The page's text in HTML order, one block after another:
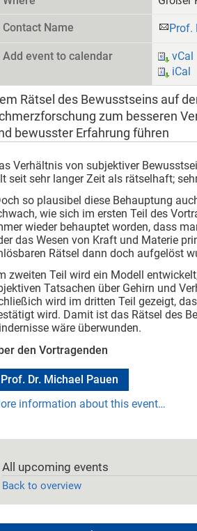
Contact Name Prof.
Add event to calendar
vCal
iCal
Rätsel des Bewusstseins auf
zum besseren
bewusster Erfahrung führen
Verhältnis von subjektiver
seit sehr langer Zeit als rätselhaft;
so plausibel diese Behauptung
wie sich im ersten Teil des
wieder behauptet worden, dass
das Wesen von Kraft und Materie
Rätsel dann doch aufgelöst
zweiten Teil wird ein Modell
Tatsachen über Gehirn und
wird im dritten Teil gezeigt,
wird. Damit ist das Rätsel des
wäre überwunden.
den Vortragenden
Prof. Dr. Michael Pauen
information about this event…
All upcoming events
Back to overview